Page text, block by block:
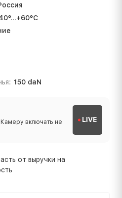
150 daN
включать не
LIVE
от выручки на